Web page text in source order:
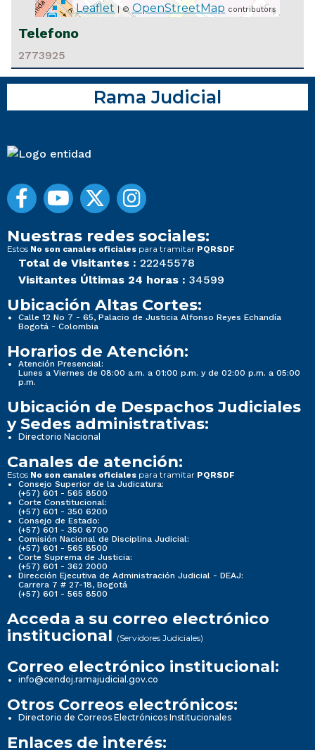
Leaflet | ©OpenStreetMap contributors
Telefono
2773925
Rama Judicial
Nuestras redes sociales:
Estos No son canales oficiales para tramitar PQRSDF
Total de Visitantes : 22245578
Visitantes Últimas 24 horas : 34599
Ubicación Altas Cortes:
Calle 12 No 7 - 65, Palacio de Justicia Alfonso Reyes Echandía
Bogotá - Colombia
Horarios de Atención:
Atención Presencial:
Lunes a Viernes de 08:00 a.m. a 01:00 p.m. y de 02:00 p.m. a 05:00
p.m.
Ubicación de Despachos Judiciales
y Sedes administrativas:
Directorio Nacional
Canales de atención:
Estos No son canales oficiales para tramitar PQRSDF
Consejo Superior de la Judicatura:
(+57) 601 - 565 8500
Corte Constitucional:
(+57) 601 - 350 6200
Consejo de Estado:
(+57) 601 - 350 6700
Comisión Nacional de Disciplina Judicial:
(+57) 601 - 565 8500
Corte Suprema de Justicia:
(+57) 601 - 362 2000
Dirección Ejecutiva de Administración Judicial - DEAJ:
Carrera 7 # 27-18, Bogotá
(+57) 601 - 565 8500
Acceda a su correo electrónico
institucional (Servidores Judiciales)
Correo electrónico institucional:
info@cendoj.ramajudicial.gov.co
Otros Correos electrónicos:
Directorio de Correos Electrónicos Institucionales
Enlaces de interés: